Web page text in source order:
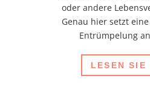
oder andere
Genau hier setzt
Entrümpelung
LESEN SIE